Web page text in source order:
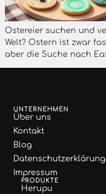
Ostereier suchen und
Welt? Ostern ist zwar
aber die Suche nach
UNTERNEHMEN
Über uns
Kontakt
Blog
Datenschutzerklärung
Impressum
PRODUKTE
Herupu